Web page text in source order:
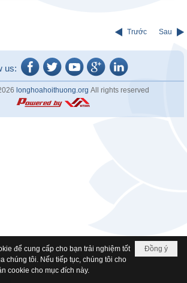
Trước Sau
us:
longhoahoithuong.org All rights reserved
Đồng ý
để cung cấp cho bạn trải nghiệm tốt
chúng tôi. Nếu tiếp tục, chúng tôi cho
cookie cho mục đích này.